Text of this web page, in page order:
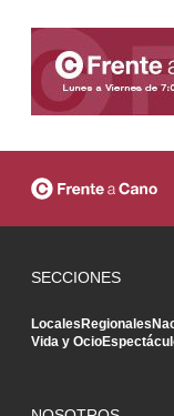
SECCIONES
LocalesRegionales
Vida y Ocio